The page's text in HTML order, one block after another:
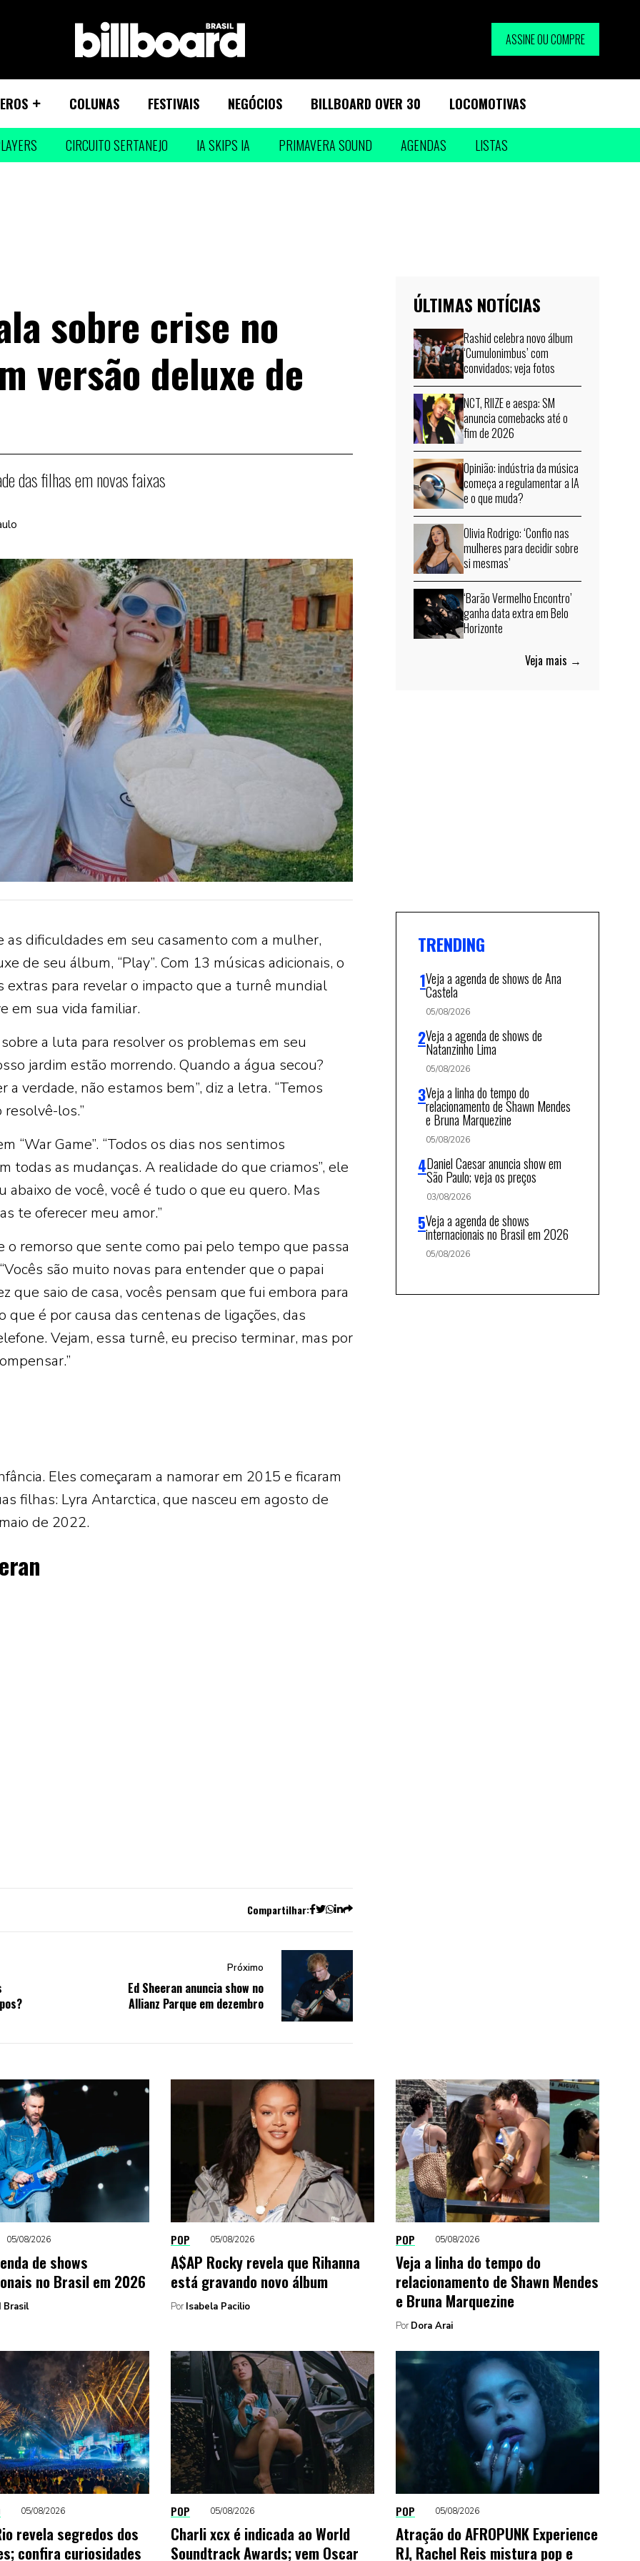
ASSINE OU COMPRE
COLUNAS FESTIVAIS NEGÓCIOS BILLBOARD OVER 30 LOCOMOTIVAS
CIRCUITO SERTANEJO IA SKIPS IA PRIMAVERA SOUND AGENDAS LISTAS
sobre crise no
versão deluxe de
das filhas em novas faixas
as dificuldades em seu casamento com a mulher,
de seu álbum, “Play”. Com 13 músicas adicionais, o
extras para revelar o impacto que a turnê mundial
em sua vida familiar.
a luta para resolver os problemas em seu
jardim estão morrendo. Quando a água secou?
a verdade, não estamos bem”, diz a letra. “Temos
los.”
“War Game”. “Todos os dias nos sentimos
todas as mudanças. A realidade do que criamos”, ele
abaixo de você, você é tudo o que eu quero. Mas
te oferecer meu amor.”
o remorso que sente como pai pelo tempo que passa
são muito novas para entender que o papai
que saio de casa, vocês pensam que fui embora para
que é por causa das centenas de ligações, das
Vejam, essa turnê, eu preciso terminar, mas por
Eles começaram a namorar em 2015 e ficaram
filhas: Lyra Antarctica, que nasceu em agosto de
de 2022.
Compartilhar:
Próximo
Ed Sheeran anuncia show no
Allianz Parque em dezembro
ÚLTIMAS NOTÍCIAS
Rashid celebra novo álbum
‘Cumulonimbus’ com
convidados; veja fotos
NCT, RIIZE e aespa: SM
anuncia comebacks até o
fim de 2026
Opinião: indústria da música
começa a regulamentar a IA
e o que muda?
Olivia Rodrigo: ‘Confio nas
mulheres para decidir sobre
si mesmas’
‘Barão Vermelho Encontro’
ganha data extra em Belo
Horizonte
Veja mais →
TRENDING
Veja a agenda de shows de Ana
Castela
05/08/2026
Veja a agenda de shows de
Natanzinho Lima
05/08/2026
Veja a linha do tempo do
relacionamento de Shawn Mendes
e Bruna Marquezine
05/08/2026
Daniel Caesar anuncia show em
São Paulo; veja os preços
03/08/2026
Veja a agenda de shows
internacionais no Brasil em 2026
05/08/2026
05/08/2026
de shows
no Brasil em 2026
Brasil
POP 05/08/2026
A$AP Rocky revela que Rihanna
está gravando novo álbum
Por Isabela Pacilio
POP 05/08/2026
Veja a linha do tempo do
relacionamento de Shawn Mendes
e Bruna Marquezine
Por Dora Arai
05/08/2026
revela segredos dos
confira curiosidades
POP 05/08/2026
Charli xcx é indicada ao World
Soundtrack Awards; vem Oscar
POP 05/08/2026
Atração do AFROPUNK Experience
RJ, Rachel Reis mistura pop e